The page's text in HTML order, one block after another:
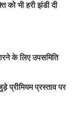
को भी हरी झंडी दी
के लिए उपसमिति
प्रीमियम प्रस्ताव पर